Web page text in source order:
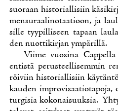
suo­raan his­to­rial­li­siin
men­su­raa­li­no­taa­tioon, ja
sil­le tyy­pil­li­seen ta­paan
den nuot­ti­kir­jan ym­pä­ril­lä.
Vii­me vuo­si­na
en­tis­tä pe­rus­teel­li­sem­min
röi­viin his­to­rial­li­siin
kau­den
tur­gi­sia ko­ko­nai­suuk­sia.